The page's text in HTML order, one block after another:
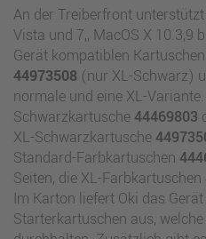
An der Treiberfront
Vista und 7,, MacOS X 10.3,9
Gerät kompatiblen
44973508(nur XL-Schwarz)
normale und eine XL-
Schwarzkartusche44469803
XL-Schwarzkartusche
Standard-Farbkartuschen
Seiten, die XL-Farbkartuschen
Im Karton liefert Oki das
Starterkartuschen aus,